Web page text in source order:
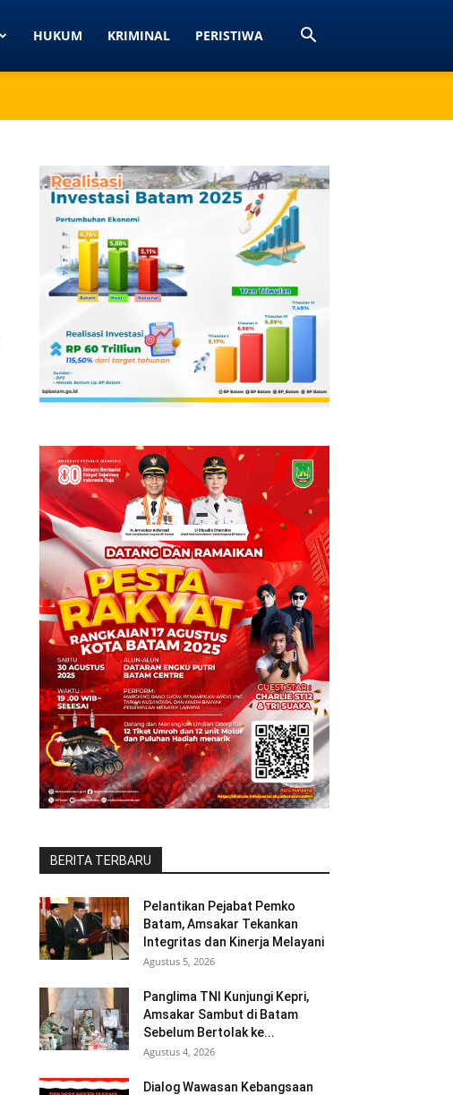
HUKUM KRIMINAL PERISTIWA
BERITA TERBARU
Pelantikan Pejabat Pemko
Batam, Amsakar Tekankan
Integritas dan Kinerja Melayani
Agustus 5, 2026
Panglima TNI Kunjungi Kepri,
Amsakar Sambut di Batam
Sebelum Bertolak ke...
Agustus 4, 2026
Dialog Wawasan Kebangsaan